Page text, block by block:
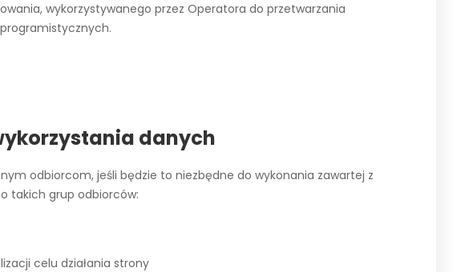
wykorzystywanego przez Operatora do przetwarzania
danych
odbiorcom, jeśli będzie to niezbędne do wykonania zawartej z
takich grup odbiorców:
celu działania strony